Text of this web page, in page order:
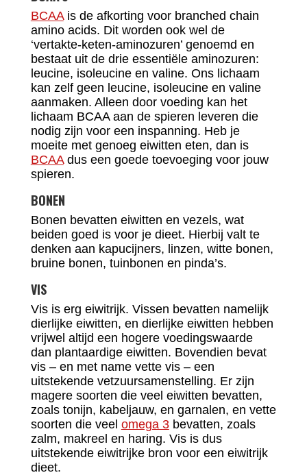
BCAAis de afkorting voor branched chain
amino acids. Dit worden ook wel de
‘vertakte-keten-aminozuren’ genoemd en
bestaat uit de drie essentiële aminozuren:
leucine, isoleucine en valine. Ons lichaam
kan zelf geen leucine, isoleucine en valine
aanmaken. Alleen door voeding kan het
lichaam BCAA aan de spieren leveren die
nodig zijn voor een inspanning. Heb je
moeite met genoeg eiwitten eten, dan is
BCAAdus een goede toevoeging voor jouw
spieren.
BONEN
Bonen bevatten eiwitten en vezels, wat
beiden goed is voor je dieet. Hierbij valt te
denken aan kapucijners, linzen, witte bonen,
bruine bonen, tuinbonen en pinda’s.
VIS
Vis is erg eiwitrijk. Vissen bevatten namelijk
dierlijke eiwitten, en dierlijke eiwitten hebben
vrijwel altijd een hogere voedingswaarde
dan plantaardige eiwitten. Bovendien bevat
vis – en met name vette vis – een
uitstekende vetzuursamenstelling. Er zijn
magere soorten die veel eiwitten bevatten,
zoals tonijn, kabeljauw, en garnalen, en vette
soorten die veel omega 3bevatten, zoals
zalm, makreel en haring. Vis is dus
uitstekende eiwitrijke bron voor een eiwitrijk
dieet.